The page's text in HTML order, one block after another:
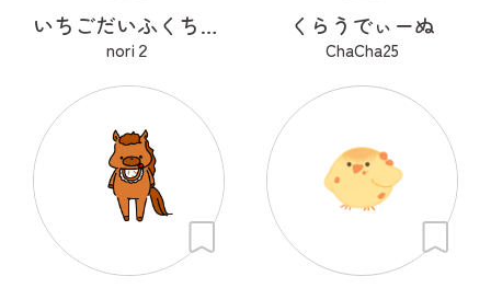
いちごだいふくちゃん
nori２
くらうでぃーぬ
ChaCha25